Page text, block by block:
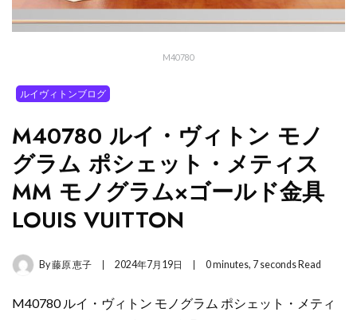
M40780
ルイヴィトンブログ
M40780 ルイ・ヴィトン モノ
グラム ポシェット・メティス
MM モノグラム×ゴールド金具
LOUIS VUITTON
By藤原 恵子 2024年7月19日 0 minutes, 7 seconds Read
M40780 ルイ・ヴィトン モノグラム ポシェット・メティ